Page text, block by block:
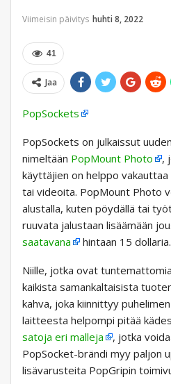
Viimeisin päivitys huhti 8, 2022
41
Jaa
PopSockets
PopSockets on julkaissut
nimeltään PopMount Photo ,
käyttäjien on helppo
tai videoita. PopMount Photo
alustalla, kuten pöydällä tai
ruuvata jalustaan ​​lisäämään
saatavana
hintaan 15 dollaria.
Niille, jotka ovat
kaikista samankaltaisista
kahva, joka kiinnittyy
laitteesta helpompi pitää
satoja eri malleja
, jotka
PopSocket-brändi myy paljon
lisävarusteita PopGripin